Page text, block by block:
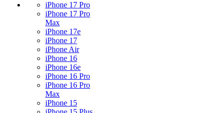
iPhone 17 Pro
iPhone 17 Pro
Max
iPhone 17e
iPhone 17
iPhone Air
iPhone 16
iPhone 16e
iPhone 16 Pro
iPhone 16 Pro
Max
iPhone 15